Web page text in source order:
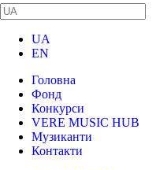
UA
EN
Головна
Фонд
Конкурси
VERE MUSIC HUB
Музиканти
Контакти